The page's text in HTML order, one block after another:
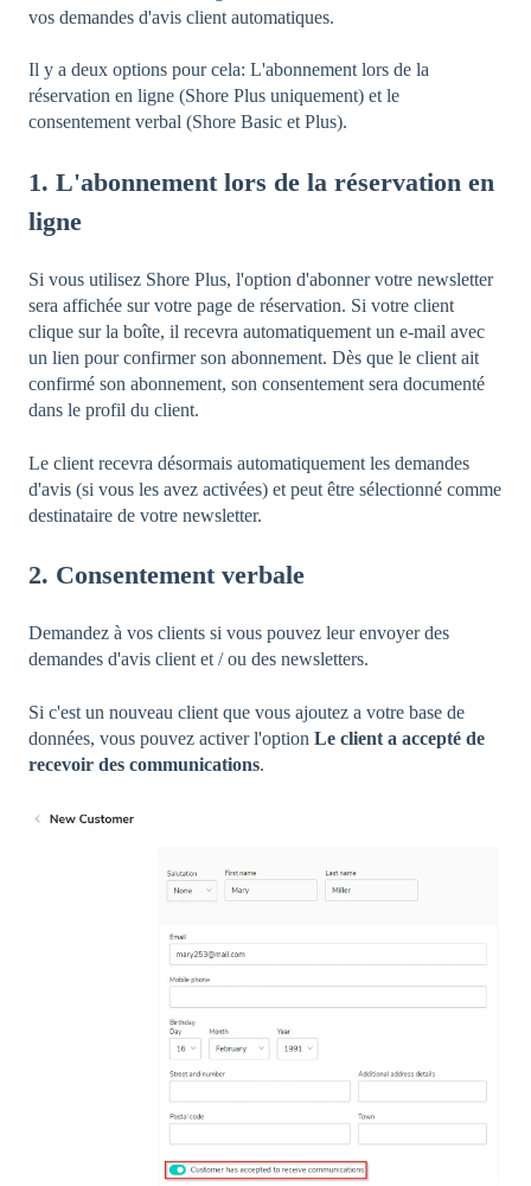
vos demandes d'avis client automatiques.
Il y a deux options pour cela: L'abonnement lors de la
réservation en ligne (Shore Plus uniquement) et le
consentement verbal (Shore Basic et Plus).
1. L'abonnement lors de la réservation en
ligne
Si vous utilisez Shore Plus, l'option d'abonner votre newsletter
sera affichée sur votre page de réservation. Si votre client
clique sur la boîte, il recevra automatiquement un e-mail avec
un lien pour confirmer son abonnement. Dès que le client ait
confirmé son abonnement, son consentement sera documenté
dans le profil du client.
Le client recevra désormais automatiquement les demandes
d'avis (si vous les avez activées) et peut être sélectionné comme
destinataire de votre newsletter.
2. Consentement verbale
Demandez à vos clients si vous pouvez leur envoyer des
demandes d'avis client et / ou des newsletters.
Si c'est un nouveau client que vous ajoutez a votre base de
données, vous pouvez activer l'option Le client a accepté de
recevoir des communications.